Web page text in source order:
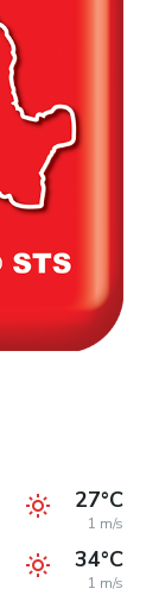
27°C
1 m/s
34°C
1 m/s